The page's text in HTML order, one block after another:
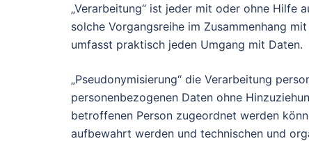
„Verarbeitung“ ist jeder mit oder ohne Hilfe
solche Vorgangsreihe im Zusammenhang
umfasst praktisch jeden Umgang mit Daten.
„Pseudonymisierung“ die Verarbeitung
personenbezogenen Daten ohne
betroffenen Person zugeordnet werden
aufbewahrt werden und technischen und